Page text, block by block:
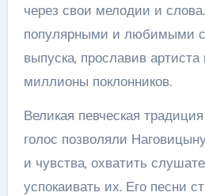
через свои мелодии и
популярными и любимыми
выпуска, прославив артиста
миллионы поклонников.
Великая певческая
голос позволяли
и чувства, охватить
успокаивать их. Его песни